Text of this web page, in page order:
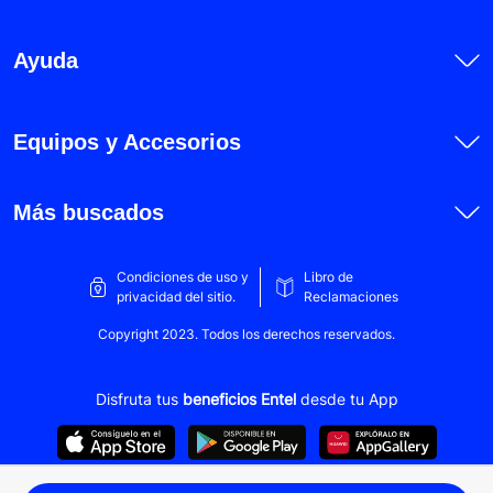
Honor 200 Lite
Honor Magic 6 Lite
Honor X7
Honor X7a
Ayuda
Equipos y Accesorios
Más buscados
Condiciones de uso y
privacidad del sitio.
Libro de
Reclamaciones
Copyright 2023. Todos los derechos reservados.
Disfruta tus beneficios Enteldesde tu App